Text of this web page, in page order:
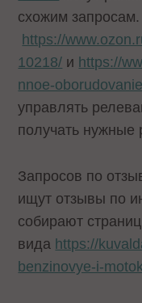
схожим
https://
10218/ и https://
nnoe-
управлять
получать нужные
Запросов по
ищут отзывы по
собирают
вида https://
benzinovye-i-